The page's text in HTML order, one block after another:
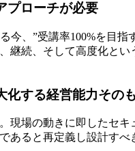
プローチが必要
、”受講率100%を目
継続、そして高度化と
化する経営能力その
現場の動きに即したセ
あると再定義し設計すべ